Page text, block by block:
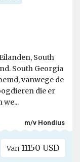
South
South Georgia
vanwege de
die er
we...
m/v Hondius
Van 11150 USD